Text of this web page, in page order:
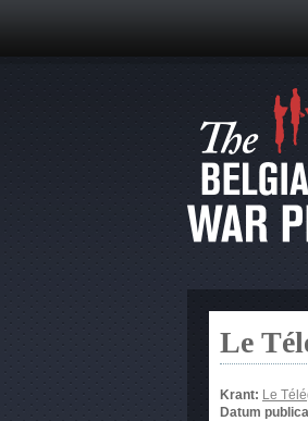
Le
Krant: Le
Datum